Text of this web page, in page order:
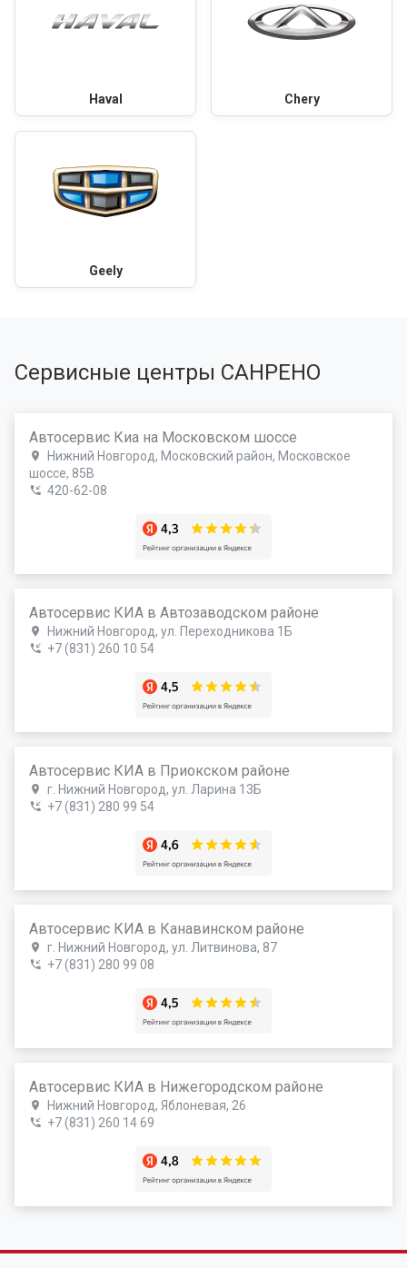
Haval Chery
Geely
Сервисные центры САНРЕНО
Автосервис Киа на Московском шоссе
Нижний Новгород, Московский район, Московское
шоссе, 85В
420-62-08
Автосервис КИА в Автозаводском районе
Нижний Новгород, ул. Переходникова 1Б
+7 (831) 260 10 54
Автосервис КИА в Приокском районе
г. Нижний Новгород, ул. Ларина 13Б
+7 (831) 280 99 54
Автосервис КИА в Канавинском районе
г. Нижний Новгород, ул. Литвинова, 87
+7 (831) 280 99 08
Автосервис КИА в Нижегородском районе
Нижний Новгород, Яблоневая, 26
+7 (831) 260 14 69